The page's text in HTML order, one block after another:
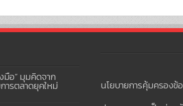
มือ” มุมคิดจาก
ารตลาดยุคใหม่
นโยบายการคุ้มครอง